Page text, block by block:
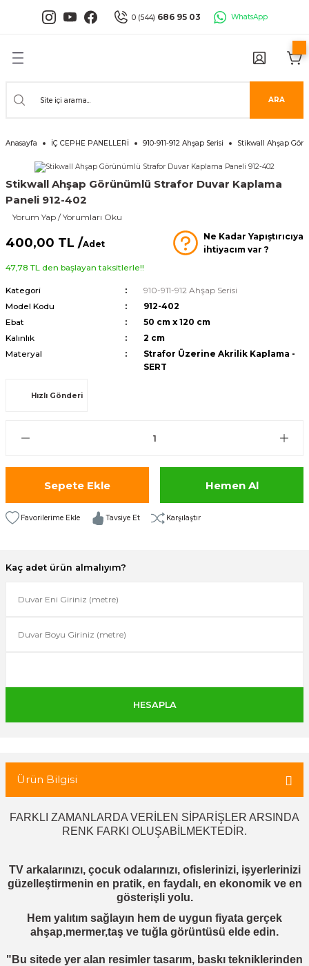
0 (544) 686 95 03 WhatsApp
Geri Dön
933
Geri Dön
PANELLER
Geri Dön
Geri Dön
Geri Dön
Paneller
Geri Dön
ARA
Anasayfa İÇ CEPHE PANELLERİ 910-911-912 Ahşap Serisi Stikwall Ahşap
Stikwall Ahşap Görünümlü Strafor Duvar Kaplama
Paneli 912-402
Yorum Yap / Yorumları Oku
400,00 TL /Adet
Ne Kadar Yapıştırıcıya
ihtiyacım var ?
47,78 TL den başlayan taksitlerle!!
Kategori
910-911-912 Ahşap Serisi
Model Kodu
912-402
Ebat
50 cm x 120 cm
Kalınlık
2 cm
Materyal
Strafor Üzerine Akrilik Kaplama -
SERT
Hızlı Gönderi
Sepete Ekle Hemen Al
Tavsiye Et Karşılaştır
Kaç adet ürün almalıyım?
Ürün Bilgisi
FARKLI ZAMANLARDA VERİLEN SİPARİŞLER ARSINDA
RENK FARKI OLUŞABİLMEKTEDİR.
TV arkalarınızı, çocuk odalarınızı, ofislerinizi, işyerlerinizi
güzelleştirmenin en pratik, en faydalı, en ekonomik ve en
gösterişli yolu.
Hem yalıtım sağlayın hem de uygun fiyata gerçek
ahşap,mermer,taş ve tuğla görüntüsü elde edin.
"Bu sitede yer alan resimler tasarım, baskı tekniklerinden